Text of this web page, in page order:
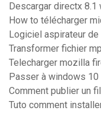
Descargar directx
How to télécharger
Logiciel aspirateur
Transformer fichier
Telecharger mozilla
Passer à windows
Comment publier un
Tuto comment